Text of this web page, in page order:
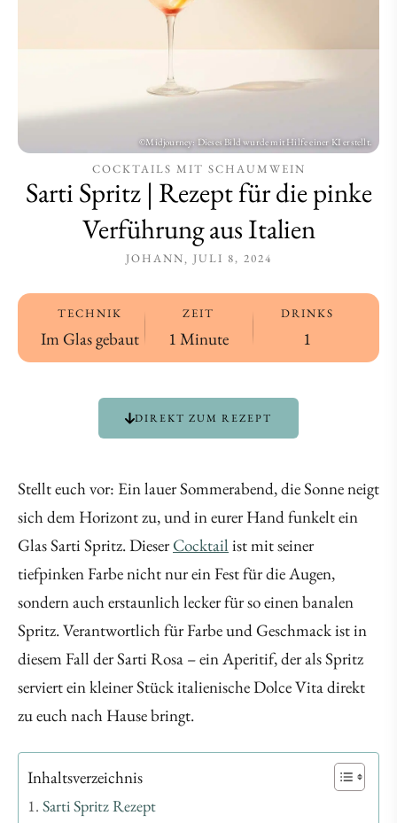
aus
COCKTAILS MIT SCHAUMWEIN
Sarti Spritz | Rezept für die pinke
Verführung aus Italien
JOHANN JULI 8, 2024
TECHNIK
Im Glas gebaut
ZEIT
1 Minute
DRINKS
1
DIREKT ZUM REZEPT
Stellt euch vor: Ein lauer Sommerabend, die Sonne neigt
sich dem Horizont zu, und in eurer Hand funkelt ein
Glas Sarti Spritz. DieserCocktail ist mit seiner
tiefpinken Farbe nicht nur ein Fest für die Augen,
sondern auch erstaunlich lecker für so einen banalen
Spritz. Verantwortlich für Farbe und Geschmack ist in
diesem Fall der Sarti Rosa – ein Aperitif, der als Spritz
serviert ein kleiner Stück italienische Dolce Vita direkt
zu euch nach Hause bringt.
Inhaltsverzeichnis
Sarti Spritz Rezept